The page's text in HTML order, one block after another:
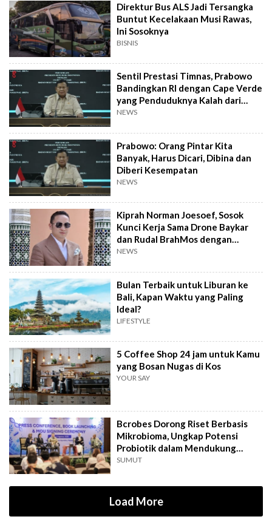
Direktur Bus ALS Jadi Tersangka
Buntut Kecelakaan Musi Rawas,
Ini Sosoknya
BISNIS
Sentil Prestasi Timnas, Prabowo
Bandingkan RI dengan Cape Verde
yang Penduduknya Kalah dari
Sumedang
NEWS
Prabowo: Orang Pintar Kita
Banyak, Harus Dicari, Dibina dan
Diberi Kesempatan
NEWS
Kiprah Norman Joesoef, Sosok
Kunci Kerja Sama Drone Baykar
dan Rudal BrahMos dengan
Indonesia
NEWS
Bulan Terbaik untuk Liburan ke
Bali, Kapan Waktu yang Paling
Ideal?
LIFESTYLE
5 Coffee Shop 24 jam untuk Kamu
yang Bosan Nugas di Kos
YOUR SAY
Bcrobes Dorong Riset Berbasis
Mikrobioma, Ungkap Potensi
Probiotik dalam Mendukung
Terapi Jerawat
SUMUT
Load More